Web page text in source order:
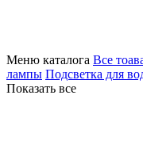
Меню каталога Все
лампы Подсветка для
Показать все